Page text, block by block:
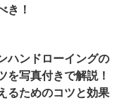
き！
ハンドローイングの
を写真付きで解説！
るためのコツと効果